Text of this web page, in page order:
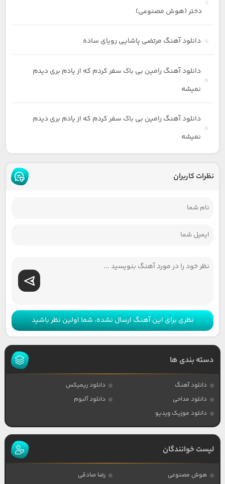
دختر (هوش مصنوعی)
دانلود آهنگ مرتضی پاشایی رویای ساده
دانلود آهنگ رامین بی باک سفر کردم که از یادم بری دیدم
نمیشه
دانلود آهنگ رامین بی باک سفر کردم که از یادم بری دیدم
نمیشه
نظرات کاربران
نظری برای این آهنگ ارسال نشده، شما اولین نظر باشید
دسته بندی ها
دانلود آهنگ
دانلود ریمیکس
دانلود مداحی
دانلود آلبوم
دانلود موزیک ویدیو
لیست خوانندگان
هوش مصنوعی رضا صادقی